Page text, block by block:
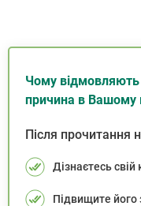
Чому відмовляють
причина в Вашому
Після прочитання
Дізнаєтесь
Підвищите його